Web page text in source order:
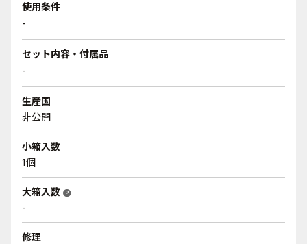
使用条件
-
セット内容・付属品
-
生産国
非公開
小箱入数
1個
大箱入数 help
-
修理